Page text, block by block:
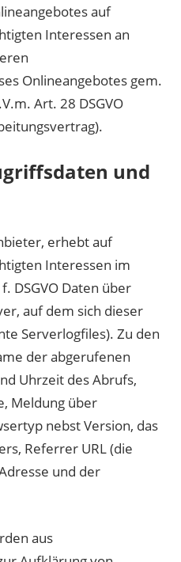
auf
Interessen an
Onlineangebotes gem.
Art. 28 DSGVO
und
erhebt auf
Interessen im
DSGVO Daten über
auf dem sich dieser
Serverlogfiles). Zu den
der abgerufenen
Uhrzeit des Abrufs,
Meldung über
nebst Version, das
Referrer URL (die
und der
aus